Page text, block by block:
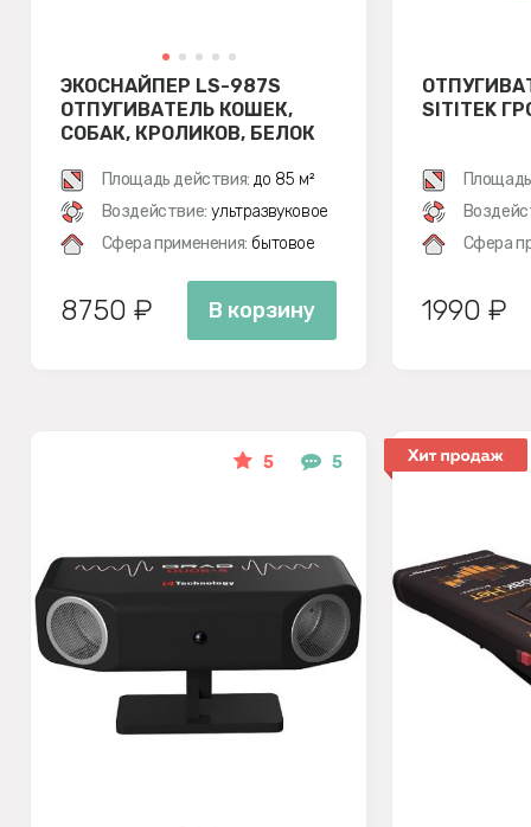
ЭКОСНАЙПЕР LS-987S
ОТПУГИВАТЕЛЬ КОШЕК,
СОБАК, КРОЛИКОВ, БЕЛОК
Площадь действия: до 85 м²
Воздействие: ультразвуковое
Сфера применения: бытовое
8750 ₽ В корзину
SITITEK
Сфера
1990 ₽
5 5